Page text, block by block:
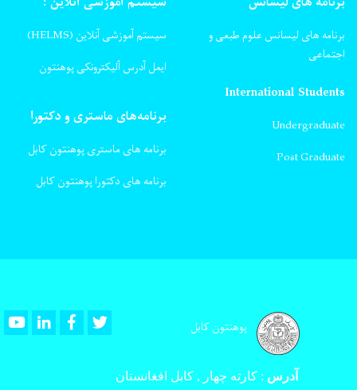
برنامه های لیسانس علوم طبعی و
اجتماعی
سیستم آموزشی آنلاین (HELMS)
ایمل آدرس آلیکترونکی پوهنتون
International Students
Undergraduate
Post Graduate
برنامه‌های ماستری و دکتورا
برنامه های ماستری پوهنتون کابل
برنامه های دکتورا پوهنتون کابل
پوهنتون کابل YoutubeLinkedInFacebook
آدرس : کارته چهار , کابل افغانستان